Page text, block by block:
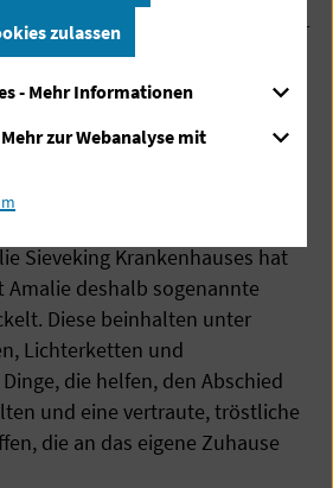
sich, zu Hause in vertrauter
dürfen, wenn ihre Zeit
dieser Wunsch bleibt oft
Menschen verbringen ihre
im Krankenhaus.
Team des
Sieveking Krankenhauses hat
deshalb sogenannte
Diese beinhalten unter
Lichterketten und
die helfen, den Abschied
und eine vertraute, tröstliche
die an das eigene Zuhause
zulassen
- Mehr Informationen
zur Webanalyse mit